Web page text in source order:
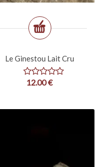
Le Ginestou Lait Cru
12.00€